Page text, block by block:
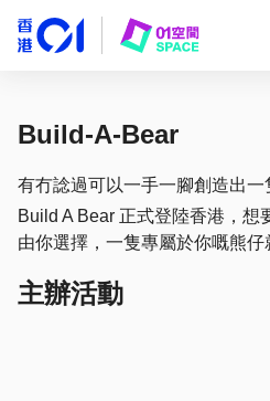
Build-A-Bear
有冇諗過可以一手一腳創造出
Build A Bear 正式登陸香港，想
由你選擇，一隻專屬於你嘅熊仔
主辦活動